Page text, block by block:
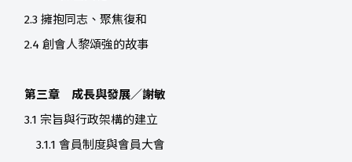
2.3 擁抱同志、聚焦復和
2.4 創會人黎頌強的故事
第三章 成長與發展／謝敏
3.1 宗旨與行政架構的建立
3.1.1 會員制度與會員大會